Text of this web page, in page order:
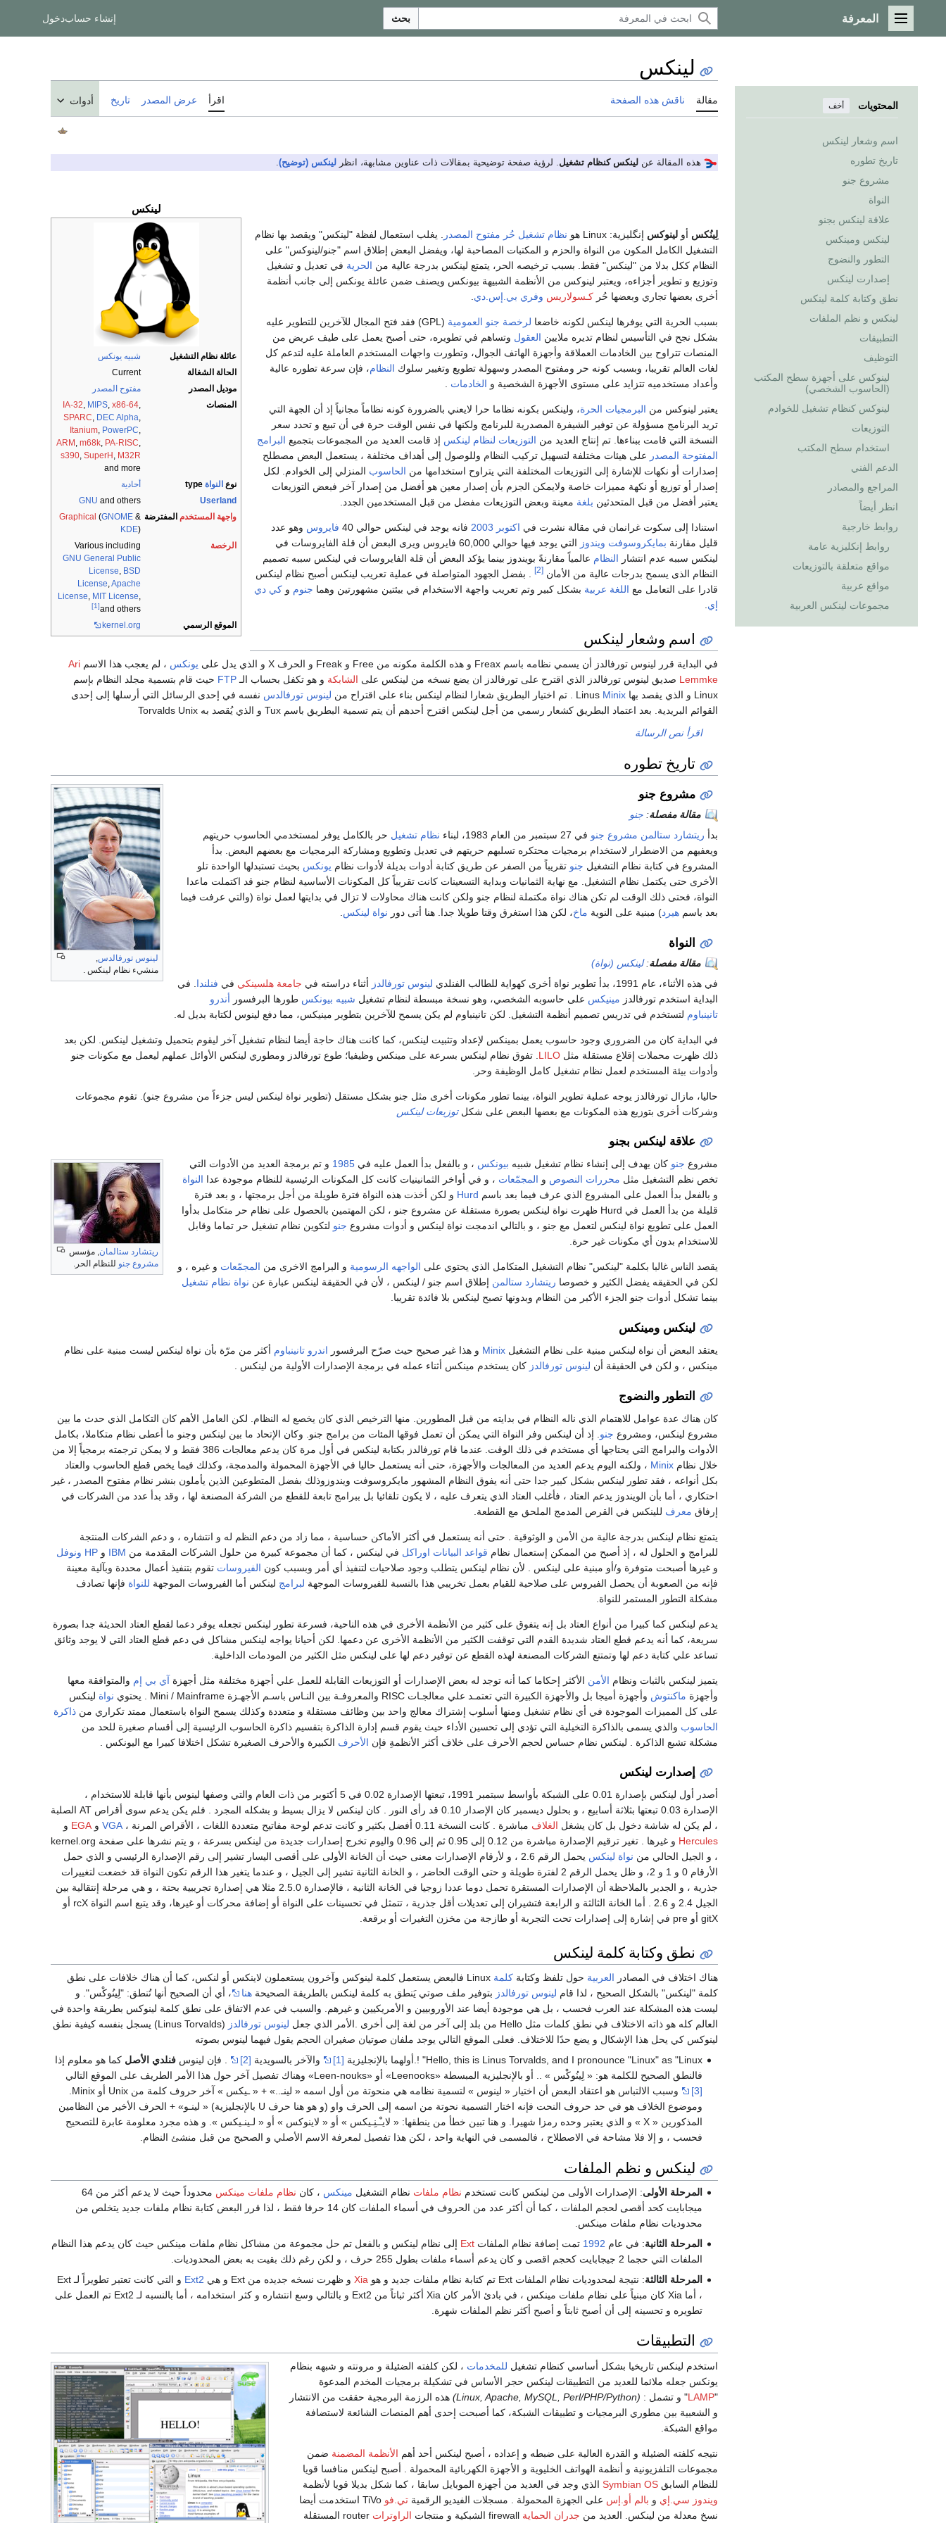
القائمة الرئيسية
المعرفة بحث إنشاء حسابدخول
المحتويات أخف
اسم وشعار لينكس
تاريخ تطوره
مشروع جنو
النواة
علاقة لينكس بجنو
لينكس ومينكس
التطور والنضوج
إصدارت لينكس
نطق وكتابة كلمة لينكس
لينكس و نظم الملفات
التطبيقات
التوظيف
لينوكس على أجهزة سطح المكتب
(الحاسوب الشخصي)
لينوكس كنظام تشغيل للخوادم
التوزيعات
استخدام سطح المكتب
الدعم الفني
المراجع والمصادر
انظر أيضاً
روابط خارجية
روابط إنكليزية عامة
مواقع متعلقة بالتوزيعات
مواقع عربية
مجموعات لينكس العربية
لينكس
مقالة ناقش هذه الصفحة اقرأ عرض المصدر تاريخ أدوات
هذه المقالة عن لينكس كنظام تشغيل. لرؤية صفحة توضيحية بمقالات ذات عناوين مشابهة، انظر لينكس (توضيح).
لينكس
عائلة نظام التشغيل
شبيه يونكس
الحالة الشغالة
Current
موديل المصدر
مفتوح المصدر
المنصات
IA-32, MIPS, x86-64,
SPARC, DEC Alpha,
Itanium, PowerPC,
ARM , m68k, PA-RISC,
s390, SuperH , M32R
and more
نوع النواة
أحادية
Userland
GNU and others
واجهة المستخدم المفترضة Graphical (GNOME &
KDE)
الرخصة
Various including
GNU General Public
License, BSD
License,Apache
License, MIT License,
and others
[1]
الموقع الرسمي kernel .org
لِينُكس أو لينوكس إنگليزية: Linux هو نظام تشغيل حُر مفتوح المصدر
. يغلب استعمال لفظة "لينكس" ويقصد بها نظام
التشغيل الكامل المكون من النواة والحزم و المكتبات المصاحبة لها، ويفضل البعض إطلاق اسم "جنو/لينوكس" على
النظام ككل بدلا من "لينكس" فقط. بسبب ترخيصه الحر، يتمتع لينكس بدرجة عالية من الحرية في تعديل و تشغيل
وتوزيع و تطوير أجزاءه، ويعتبر لينوكس من الأنظمة الشبيهة بيونكس ويصنف ضمن عائلة يونكس إلى جانب أنظمة
أخرى بعضها تجاري وبعضها حُر كـسولاريس وفري بي.إس.دي
بسبب الحرية التي يوفرها لينكس لكونه خاضعا لرخصة جنو العمومية
(GPL) فقد فتح المجال للآخرين للتطوير عليه
بشكل نجح في التأسيس لنظام تديره ملايين العقول وتساهم في تطويره، حتى أصبح يعمل على طيف عريض من
المنصات تتراوح بين الخادمات العملاقة وأجهزة الهاتف الجوال، وتطورت واجهات المستخدم العاملة عليه لتدعم كل
لغات العالم تقريبا، وبسبب كونه حر ومفتوح المصدر وسهولة تطويع وتغيير سلوك النظام، فإن سرعة تطوره عالية
وأعداد مستخدميه تتزايد على مستوى الأجهزة الشخصية و الخادمات
يعتبر لينوكس من البرمجيات الحرة، ولينكس بكونه نظاما حرا لايعني بالضرورة كونه نظاماً مجانياً إذ أن الجهة التي
تريد البرنامج مسؤولة عن توفير الشيفرة المصدرية للبرنامج ولكنها في نفس الوقت حرة في أن تبيع و تحدد سعر
النسخة التي قامت ببناءها. تم إنتاج العديد من التوزيعات لنظام لينكس إذ قامت العديد من المجموعات بتجميع البرامج
المفتوحة المصدر على هيئات مختلفة لتسهيل تركيب النظام وللوصول إلى أهداف مختلفة ، يستعمل البعض مصطلح
إصدارات أو نكهات للإشارة إلى التوزيعات المختلفة التي يتراوح استخدامها من الحاسوب المنزلي إلى الخوادم. لكل
إصدار أو توزيع أو نكهة مميزات خاصة ولايمكن الجزم بأن إصدار معين هو أفضل من إصدار آخر فبعض التوزيعات
يعتبر أفضل من قبل المتحدثين بلغة معينة وبعض التوزيعات مفضل من قبل المستخدمين الجدد.
استنادا إلى سكوت غرانمان في مقالة نشرت في اكتوبر 2003 فانه يوجد في لينكس حوالي 40 فايروس وهو عدد
قليل مقارنة بمايكروسوفت ويندوز
التي يوجد فيها حوالي 60,000 فايروس ويرى البعض أن قلة الفايروسات في
لينكس سببه عدم انتشار النظام عالمياً مقارنةً بويندوز بينما يؤكد البعض أن قلة الفايروسات في لينكس سببه تصميم
النظام الذى يسمح بدرجات عالية من الأمان [2]
. بفضل الجهود المتواصلة في عملية تعريب لينكس أصبح نظام لينكس
قادرا على التعامل مع اللغة عربية بشكل كبير وتم تعريب واجهة الاستخدام في بيئتين مشهورتين وهما جنوم و كي دي
إي
اسم وشعار لينكس
في البداية قرر لينوس تورفالدز أن يسمي نظامه باسم Freax و هذه الكلمة مكونه من Free و Freak و الحرف X و الذي يدل على يونكس ، لم يعجب هذا الاسم Ari
Lemmke صديق لينوس تورفالدز الذي اقترح على تورفالدز ان يضع نسخه من لينكس على الشابكة و هو تكفل بحساب الـFTP حيث قام بتسمية مجلد النظام بإسم
Linux و الذي يقصد بها Linus
Minix . تم اختيار البطريق شعارا لنظام لينكس بناء على اقتراح من لينوس تورفالدس نفسه في إحدى الرسائل التي أرسلها إلى إحدى
القوائم البريدية. بعد اعتماد البطريق كشعار رسمي من أجل لينكس اقترح أحدهم أن يتم تسمية البطريق باسم Tux و الذي يُقصد به Torvalds Unix
اقرأ نص الرسالة
تاريخ تطوره
لينوس تورفالدس,
منشيء نظام لينكس .
مشروع جنو
مقالة مفصلة: جنو
بدأ ريتشارد ستالمن مشروع جنو في 27 سبتمبر من العام 1983، لبناء نظام تشغيل حر بالكامل يوفر لمستخدمي الحاسوب حريتهم
ويعفيهم من الاضطرار لاستخدام برمجيات محتكره تسلبهم حريتهم في تعديل وتطويع ومشاركة البرمجيات مع بعضهم البعض. بدأ
المشروع في كتابة نظام التشغيل جنو تقريباً من الصفر عن طريق كتابة أدوات بديلة لأدوات نظام يونكس بحيث تستبدلها الواحدة تلو
الأخرى حتى يكتمل نظام التشغيل. مع نهاية الثمانيات وبداية التسعينات كانت تقريباً كل المكونات الأساسية لنظام جنو قد اكتملت ماعدا
النواة، فحتى ذلك الوقت لم تكن هناك نواة مكتملة لنظام جنو ولكن كانت هناك محاولات لا تزال في بدايتها لعمل نواة (والتي عرفت فيما
بعد باسم هيرد) مبنية على النوية ماخ، لكن هذا استغرق وقتا طويلا جدا. هنا أتى دور نواة لينكس
النواة
مقالة مفصلة:لينكس (نواة)
في هذه الأثناء، عام 1991، بدأ تطوير نواة أخرى كهواية للطالب الفنلدي
لينوس تورفالدز أثناء دراسته في جامعة هلسينكي في فنلندا . في
البداية استخدم تورفالدز مينيكس على حاسوبه الشخصي، وهو نسخة مبسطة لنظام تشغيل شبيه بيونكس طورها البرفسور أندرو
تانينباوم لتستخدم في تدريس تصميم أنظمة التشغيل. لكن تانينباوم لم يكن يسمح للآخرين بتطوير مينيكس، مما دفع لينوس لكتابة بديل له.
في البداية كان من الضروري وجود حاسوب يعمل بمينكس لإعداد وتثبيت لينكس، كما كانت هناك حاجة أيضا لنظام تشغيل آخر ليقوم بتحميل وتشغيل لينكس. لكن بعد
ذلك ظهرت محملات إقلاع مستقلة مثل LILO . تفوق نظام لينكس بسرعة على مينكس وظيفيا؛ طوع تورفالدز ومطوري لينكس الأوائل عملهم ليعمل مع مكونات جنو
وأدوات بيئة المستخدم لعمل نظام تشغيل كامل الوظيفة وحر.
حاليا، مازال تورفالدز يوجه عملية تطوير النواة، بينما تطور مكونات أخرى مثل جنو بشكل مستقل (تطوير نواة لينكس ليس جزءاً من مشروع جنو). تقوم مجموعات
وشركات أخرى بتوزيع هذه المكونات مع بعضها البعض على شكلتوزيعات لينكس
علاقة لينكس بجنو
ريتشارد ستالمان , مؤسس
مشروع جنو للنظام الحر.
مشروع جنو كان يهدف إلى إنشاء نظام تشغيل شبيه بيونكس ، و بالفعل بدأ العمل عليه في 1985 و تم برمجة العديد من الأدوات التي
تخص نظم التشغيل مثل محررات النصوص و المجمّعات ، و في أواخر الثمانينيات كانت كل المكونات الرئيسية للنظام موجودة عدا النواة
و بالفعل بدأ العمل على المشروع الذي عرف فيما بعد باسم Hurd و لكن أخذت هذه النواة فترة طويلة من أجل برمجتها ، و بعد فترة
قليلة من بدأ العمل في Hurd ظهرت نواة لينكس بصورة مستقلة عن مشروع جنو ، لكن المهتمين بالحصول على نظام حر متكامل بدأوا
العمل على تطويع نواة لينكس لتعمل مع جنو ، و بالتالي اندمجت نواة لينكس و أدوات مشروع جنو لتكوين نظام تشغيل حر تماما وقابل
للاستخدام بدون أي مكونات غير حرة.
يقصد الناس غالبا بكلمة "لينكس" نظام التشغيل المتكامل الذي يحتوي على الواجهه الرسومية و البرامج الاخرى من المجمّعات و غيره ، و
لكن في الحقيقه يفضل الكثير و خصوصا ريتشارد ستالمن إطلاق اسم جنو / لينكس ، لأن في الحقيقة لينكس عبارة عن نواة نظام تشغيل
بينما تشكل أدوات جنو الجزء الأكبر من النظام وبدونها تصبح لينكس بلا فائدة تقريبا.
لينكس ومينكس
يعتقد البعض أن نواة لينكس مبنية على نظام التشغيل Minix و هذا غير صحيح حيث صرّح البرفسور اندرو تانينباوم أكثر من مرّة بأن نواة لينكس ليست مبنية على نظام
مينكس ، و لكن في الحقيقة أن لينوس تورفالدز كان يستخدم مينكس أثناء عمله في برمجة الإصدارات الأولية من لينكس .
التطور والنضوج
كان هناك عدة عوامل للاهتمام الذي ناله النظام في بدايته من قبل المطورين. منها الترخيص الذي كان يخصع له النظام. لكن العامل الأهم كان التكامل الذي حدث ما بين
مشروع لينكس، ومشروع جنو . إذ أن لينكس وفر النواة التي يمكن أن تعمل فوقها المئات من برامج جنو. وكان الإتحاد ما بين لينكس وجنو ما أعطى نظام متكاملا، بكامل
الأدوات والبرامج التي يحتاجها أي مستخدم في ذلك الوقت. عندما قام تورفالدز بكتابة لينكس في أول مرة كان يدعم معالجات 386 فقط و لا يمكن ترجمته برمجياً إلا من
خلال نظام Minix ، ولكنه اليوم يدعم العديد من المعالجات والأجهزة، حتى أنه يستعمل حاليا في الأجهزة المحمولة والمدمجة، وكذلك فيما يخص قطع الحاسوب والعتاد
بكل أنواعه ، فقد تطور لينكس بشكل كبير جدا حتى أنه يفوق النظام المشهور مايكروسوفت ويندوزوذلك بفضل المتطوعين الذين يأملون بنشر نظام مفتوح المصدر ، غير
احتكاري ، أما بأن الويندوز يدعم العتاد ، فأغلب العتاد الذي يتعرف عليه ، لا يكون تلقائيا بل ببرامج تابعة للقطع من الشركة المصنعة لها ، وقد بدأ عدد من الشركات في
إرفاق معرف للينكس في القرص المدمج الملحق مع القطعة.
يتمتع نظام لينكس بدرجة عالية من الأمن و الوثوقية . حتى أنه يستعمل في أكثر الأماكن حساسية ، مما زاد من دعم النظم له و انتشاره ، و دعم الشركات المنتجة
للبرامج و الحلول له ، إذ أصبح من الممكن إستعمال نظام قواعد البيانات اوراكل في لينكس ، كما أن مجموعة كبيرة من حلول الشركات المقدمة من IBM و HP ونوفل
و غيرها أصبحت متوفرة و/أو مبنية على لينكس . لأن نظام لينكس يتطلب وجود صلاحيات لتنفيذ أي أمر وبسبب كون الفيروسات تقوم بتنفيذ أعمال محددة وبآلية معينة
فإنه من الصعوبة أن يحصل الفيروس على صلاحية للقيام بعمل تخريبي هذا بالنسبة للفيروسات الموجهة لبرامج لينكس أما الفيروسات الموجهة للنواة فإنها تصادف
مشكلة التطور المستمر للنواة.
يدعم لينكس كما كبيرا من أنواع العتاد بل إنه يتفوق على كثير من الأنظمة الأخرى في هذه الناحية، فسرعة تطور لينكس تجعله يوفر دعما لقطع العتاد الحديثة جدا بصورة
سريعة، كما أنه يدعم قطع العتاد شديدة القدم التي توقفت الكثير من الأنظمة الأخرى عن دعمها. لكن أحيانا يواجه لينكس مشاكل في دعم قطع العتاد التي لا يوجد وثائق
تساعد علي كتابة دعم لها وتمتنع الشركات المصنعة لهذه القطع عن توفير دعم لها على لينكس مثل الكثير من المودمات الداخلية.
يتميز لينكس بالثبات ونظام الأمن الأكثر إحكاما كما أنه توجد له بعض الإصدارات أو التوزيعات القابلة للعمل علي أجهزة مختلفة مثل أجهزة آي بي إم والمتوافقة معها
وأجهزة ماكنتوش وأجهزة أميجا بل والأجهزة الكبيرة التي تعتمـد علي معالجـات RISC والمعروفـة بين النـاس باسـم الأجهـزة Mini / Mainframe . يحتوي نواة لينكس
على كل المميزات الموجودة في أي نظام تشغيل ومنها أسلوب إشتراك معالج واحد بين وظائف مستقلة و متعددة وكذلك يسمح النواة باستعمال ممتد تكراري من ذاكرة
الحاسوب والذي يسمى بالذاكرة التخيلية التي تؤدي إلى تحسين الأداء حيث يقوم قسم إدارة الذاكرة بتقسيم ذاكرة الحاسوب الرئيسية إلى أقسام صغيرة للحد من
مشكلة تشبع الذاكرة . لينكس نظام حساس لحجم الأحرف على خلاف أكثر الأنظمةِ فإن الأحرف الكبيرة والأحرف الصغيرة تشكل اختلافا كبيرا مع اليونكس .
إصدارت لينكس
أصدر أول لينكس بإصدارة 0.01 على الشبكة بأواسط سبتمبر 1991، تبعتها الإصدارة 0.02 في 5 أكتوبر من ذات العام والتي وصفها لينوس بأنها قابلة للاستخدام ،
الإصدارة 0.03 تبعتها بثلاثة أسابيع ، و بحلول ديسمبر كان الإصدار 0.10 قد رأى النور . كان لينكس لا يزال بسيط و بشكله المجرد . فلم يكن يدعم سوى أقراص AT الصلبة
، لم يكن له شاشة دخول بل كان يشغل الغلاف مباشرة . كانت النسخة 0.11 أفضل بكثير و كانت تدعم لوحة مفاتيح متعددة اللغات ، الأقراص المرنة ، VGA و EGA و
Hercules
و غيرها . تغير ترقيم الإصدارة مباشرة من 0.12 إلى 0.95 ثم إلى 0.96 واليوم تخرج إصدارات جديدة من لينكس بسرعة ، و يتم نشرها على صفحة kernel.org
، و الجيل الحالي من نواة لينكس
يحمل الرقم 2.6 ، و لأرقام الإصدارات معنى حيث أن الخانة الأولى على أقصى اليسار تشير إلى رقم الإصدارة الرئيسي و الذي حمل
الأرقام 0 و 1 و 2، و ظل يحمل الرقم 2 لفترة طويلة و حتى الوقت الحاضر ، و الخانة الثانية تشير إلى الجيل ، و عندما يتغير هذا الرقم تكون النواة قد خضعت لتغييرات
جذرية ، و الجدير بالملاحظة أن الإصدارات المستقرة تحمل دوما عددا زوجيا في الخانة الثانية ، فالإصدارة 2.5.0 مثلا هي إصدارة تجريبية بحتة ، و هي مرحلة إنتقالية بين
الجيل 2.4 و 2.6 . أما الخانة الثالثة و الرابعة فتشيران إلى تعديلات أقل جذرية ، تتمثل في تحسينات على النواة أو إضافة محركات أو غيرها، وقد يتبع اسم النواة rcX أو
gitX أو pre في إشارة إلى إصدارات تحت التجربة أو طازجة من مخزن التغيرات أو برقعة.
نطق وكتابة كلمة لينكس
هناك اختلاف في المصادر العربية حول تلفظ وكتابة كلمة
Linux فالبعض يستعمل كلمة لينوكس وآخرون يستعملون لاينكس أو لنكس، كما أن هناك خلافات على نطق
كلمة "لينكس" بالشكل الصحيح ، لذا قام لينوس تورفالدز بتوفير ملف صوتي يَنطق به كلمة لينكس بالطريقة الصحيحة هنا
، أي أن الصحيح أنها تُنطق: "لِينُوكْس". و
ليست هذه المشكلة عند العرب فحسب ، بل هي موجودة أيضا عند الأوروبيين و الأمريكيين و غيرهم. والسبب في عدم الاتفاق على نطق كلمة لينوكس بطريقة واحدة في
العالم كله هو ذاته الاختلاف في نطق كلمات مثل Hello من بلد إلى آخر من لغة إلى أخرى .الأمر الذي جعل
لينوس تورفالدز
(Linus Torvalds) يسجل بنفسه كيفية نطق
لينوكس كي يحل هذا الإشكال و يضع حدًا للاختلاف. فعلى الموقع التالي يوجد ملفان صوتيان صغيران الحجم يقول فيهما لينوس بصوته
Hello, this is Linus Torvalds, and I pronounce "Linux" as "Linux" !.أولهما بالإنجليزية
[1] والآخر بالسويدية [2] . فإن لينوسفنلدي الأصل كما هو معلوم إذا
فالنطق الصحيح للكلمة هو: « لِينُوكْس » .. أو بالإنجليزية المبسطة «Leenooks» أو «Leen-nouks» وهناك تفصيل آخر حول هذا الأمر الطريف على الموقع التالي
[3]
وسبب الالتباس هو اعتقاد البعض أن اختيار « لينوس » لتسمية نظامه هي منحوتة من أول اسمه « لينـ..» + « ـيكس » آخر حروف كلمة من Unix أو Minix.
وموضوع الخلاف هو في حد حروف النحت فإنه اختار التسمية نحوتة من اسمه إلى الحرف واو (و هو هنا حرف U بالإنجليزية) « لينـو» + الحرف الأخير من النظامين
المذكورين « X » و الذي يعتبر وحده رمزا شهيرا. و هنا تبين خطأ من ينطقها: « لايـْـنِـيكس » أو « لاينوكس » أو « لـينـيكس ». و هذه مجرد معلومة عابرة للتصحيح
فحسب ، و إلا فلا مشاحة في الاصطلاح ، فالمسمى في النهاية واحد ، لكن هذا تفصيل لمعرفة الاسم الأصلي و الصحيح من قبل منشئ النظام.
لينكس و نظم الملفات
المرحلة الأولى: الإصدارات الأولى من لينكس كانت تستخدم نظام ملفات نظام التشغيل مينكس ، كان نظام ملفات مينكس
محدوداً حيث لا يدعم أكثر من 64
ميجابايت كحد أقصى لحجم الملفات ، كما أن أكثر عدد من الحروف في أسماء الملفات كان 14 حرفا فقط ، لذا قرر البعض كتابة نظام ملفات جديد يتخلص من
محدوديات نظام ملفات مينكس.
المرحلة الثانية: في عام 1992 تمت إضافة نظام الملفاتExt إلى نظام لينكس و بالفعل تم حل مجموعة من مشاكل نظام ملفات مينكس حيث كان يدعم هذا النظام
الملفات التي حجما 2 جيجابايت كحجم اقصى و كان يدعم أسماء ملفات بطول 255 حرف ، و لكن رغم ذلك بقيت به بعض المحدوديات.
المرحلة الثالثة: نتيجة لمحدوديات نظام الملفات Ext تم كتابة نظام ملفات جديد و هو Xia و ظهرت نسخه جديده من Ext و هي Ext2
و التي كانت تعتبر تطويراً لـ Ext
، أما Xia كان مبنياً على نظام ملفات مينكس ، في بادئ الأمر كان Xia أكثر ثباتاً من Ext2 و بالتالي وسع انتشاره و كثر استخدامه ، أما بالنسبه لـ Ext2 تم العمل على
تطويره و تحسينه إلى أن أصبح ثابتاً و أصبح أكثر نظم الملفات شهرة.
التطبيقات
استخدم لينكس تاريخيا بشكل أساسي كنظام تشغيل للمخدمات ، لكن كلفته الضئيلة و مرونته و شبهه بنظام
يونكس جعله ملائما للعديد من التطبيقات لينكس حجر الأساس في تشكيلة برمجيات المخدم المدعوة
"
LAMP" و تشمل : (Linux, Apache, MySQL, Perl/PHP/Python)
هذه الرزمة البرمجية حققت من الانتشار
و الشعبية بين مطوري البرمجيات و تطبيقات الشبكة، كما أصبحت إحدى أهم المنصات الشائعة لاستضافة
مواقع الشبكة.
نتيجه كلفته الضئيلة و القدرة العالية على ضبطه و إعداده ، أصبح لينكس أحد أهم الأنظمة المضمنة ضمن
مجموعات التلفزيونية و أنظمة الهواتف الخليوية و الأجهزة الكهربائية المحمولة . أصبح لينكس منافسا قويا
للنظام السابق Symbian OS الذي وجد في العديد من أجهزة الموبايل سابقا ، كما شكل بديلا قويا لأنظمة
ويندوز سي.إي و بالم أو.إس على الجهزة المحمولة . مسجلات الفيديو الرقمية تي.فو
TiVo استخدمت أيضا
نسخ معدلة من لينكس. العديد من جدران الحماية الراوترات router المستقلة